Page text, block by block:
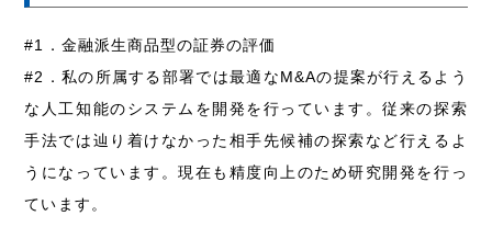
#1．金融派生商品型の証券の評価
#2．私の所属する部署では最適なM&Aの提案が行えるよう
な人工知能のシステムを開発を行っています。従来の探索
手法では辿り着けなかった相手先候補の探索など行えるよ
うになっています。現在も精度向上のため研究開発を行っ
ています。